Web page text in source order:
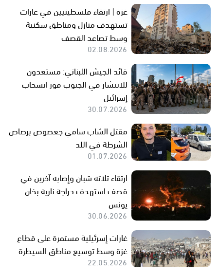
غزة | ارتقاء فلسطينيين في غارات
تستهدف منازل ومناطق سكنية
وسط تصاعد القصف
02.08.2026
قائد الجيش اللبناني: مستعدون
للانتشار في الجنوب فور انسحاب
إسرائيل
30.07.2026
مقتل الشاب سامي جعصوص برصاص
الشرطة في اللد
01.07.2026
ارتقاء ثلاثة شبان وإصابة آخرين في
قصف استهدف دراجة نارية بخان
يونس
30.06.2026
غارات إسرئيلية مستمرة على قطاع
غزة وسط توسيع مناطق السيطرة
22.05.2026